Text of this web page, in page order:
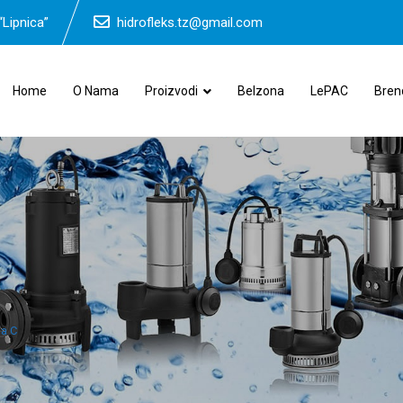
hidrofleks.tz@gmail.com
Home O Nama Proizvodi Belzona LePAC
C